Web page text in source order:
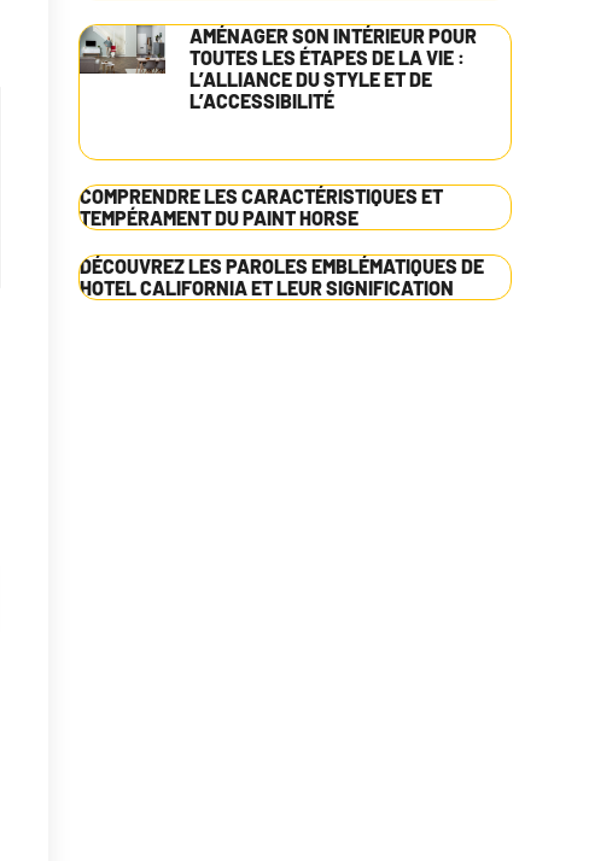
AMÉNAGER SON INTÉRIEUR POUR
TOUTES LES ÉTAPES DE LA VIE :
L’ALLIANCE DU STYLE ET DE
L’ACCESSIBILITÉ
COMPRENDRE LES CARACTÉRISTIQUES ET
TEMPÉRAMENT DU PAINT HORSE
DÉCOUVREZ LES PAROLES EMBLÉMATIQUES DE
HOTEL CALIFORNIA ET LEUR SIGNIFICATION